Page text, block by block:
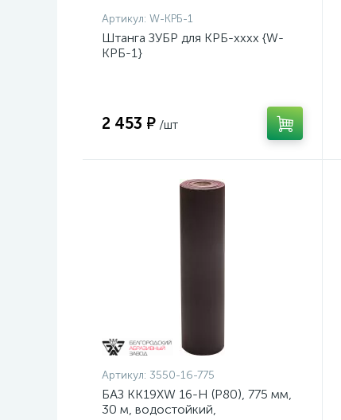
Артикул: W-КРБ-1
Штанга ЗУБР для КРБ-хххх {W-
КРБ-1}
2 453 ₽ /шт
Артикул: 3550-16-775
БАЗ KK19XW 16-H (Р80), 775 мм,
30 м, водостойкий,